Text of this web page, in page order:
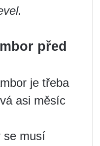
před
je třeba
asi měsíc
se musí